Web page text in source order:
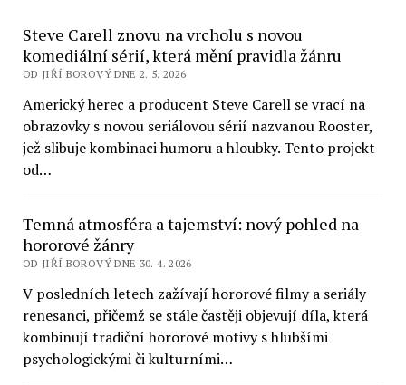
Steve Carell znovu na vrcholu s novou
komediální sérií, která mění pravidla žánru
OD JIŘÍ BOROVÝ DNE 2. 5. 2026
Americký herec a producent Steve Carell se vrací na
obrazovky s novou seriálovou sérií nazvanou Rooster,
jež slibuje kombinaci humoru a hloubky. Tento projekt
od…
Temná atmosféra a tajemství: nový pohled na
hororové žánry
OD JIŘÍ BOROVÝ DNE 30. 4. 2026
V posledních letech zažívají hororové filmy a seriály
renesanci, přičemž se stále častěji objevují díla, která
kombinují tradiční hororové motivy s hlubšími
psychologickými či kulturními…